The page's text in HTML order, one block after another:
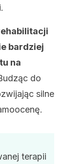
bardziej
na
do
silne
terapii